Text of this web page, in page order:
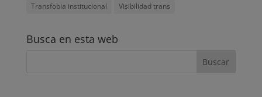
Transfobia institucional
Visibilidad trans
Busca en esta web